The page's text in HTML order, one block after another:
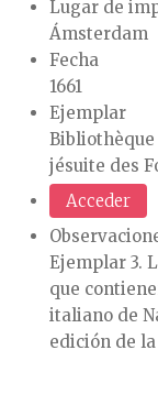
Lugar de
Ámsterdam
Fecha
1661
Ejemplar
jésuite des
Acceder
Ejemplar 3.
que
italiano de
edición de